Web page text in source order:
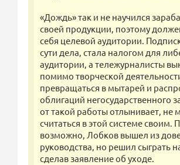
«Дождь» так и не научился
своей продукции, поэтому
себя целевой аудитории.
сути дела, стала налогом для
аудитории, а тележурналисты
помимо творческой
превращаться в мытарей и
облигаций негосударственного
от такой работы отлынивает, не
считаться в этой системе своим.
возможно, Лобков вышел из
руководства, но решил сыграть
сделав заявление об уходе.